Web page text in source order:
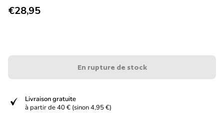
Prix normal
€28,95
En rupture de stock
verified
Livraison gratuite
à partir de 40 € (sinon 4,95 €)